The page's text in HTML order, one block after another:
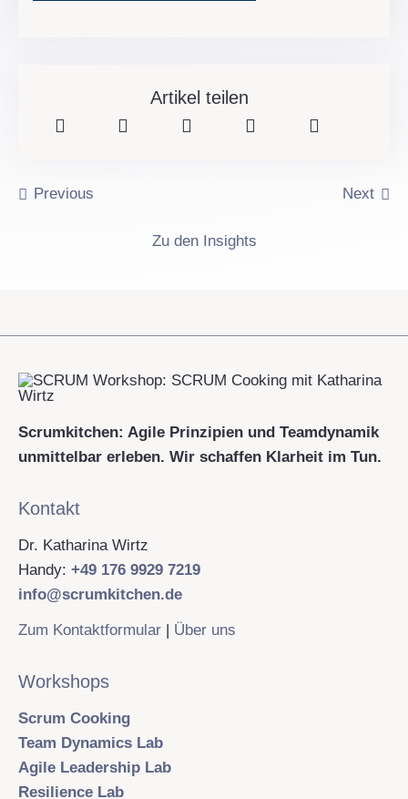
Artikel teilen
Previous Next
Zu den Insights
Scrumkitchen: Agile Prinzipien und Teamdynamik
unmittelbar erleben. Wir schaffen Klarheit im Tun.
Kontakt
Dr. Katharina Wirtz
Handy: +49 176 9929 7219
info@scrumkitchen.de
Zum Kontaktformular| Über uns
Workshops
Scrum Cooking
Team Dynamics Lab
Agile Leadership Lab
Resilience Lab